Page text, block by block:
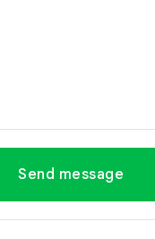
Send message